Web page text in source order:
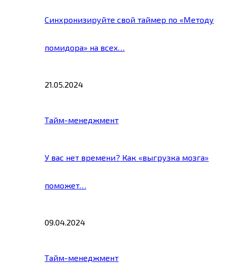
Синхронизируйте свой таймер по «Методу
помидора» на всех…
21.05.2024
Тайм-менеджмент
У вас нет времени? Как «выгрузка мозга»
поможет…
09.04.2024
Тайм-менеджмент